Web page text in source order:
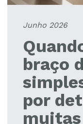
Junho 2026
braço
por